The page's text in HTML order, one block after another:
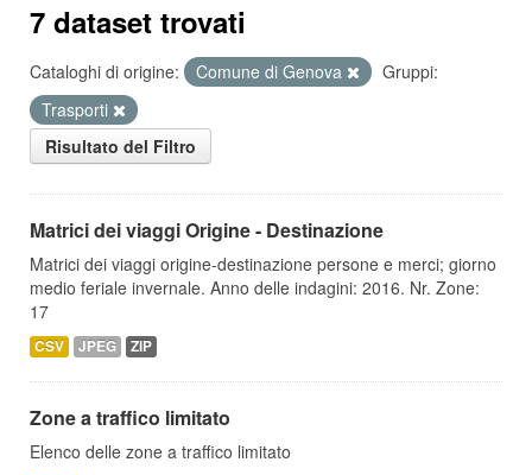
7 dataset trovati
Cataloghi di origine: Comune di Genova
Gruppi:
Trasporti
Risultato del Filtro
Matrici dei viaggi Origine - Destinazione
Matrici dei viaggi origine-destinazione persone e merci; giorno
medio feriale invernale. Anno delle indagini: 2016. Nr. Zone:
17
CSV JPEG ZIP
Zone a traffico limitato
Elenco delle zone a traffico limitato